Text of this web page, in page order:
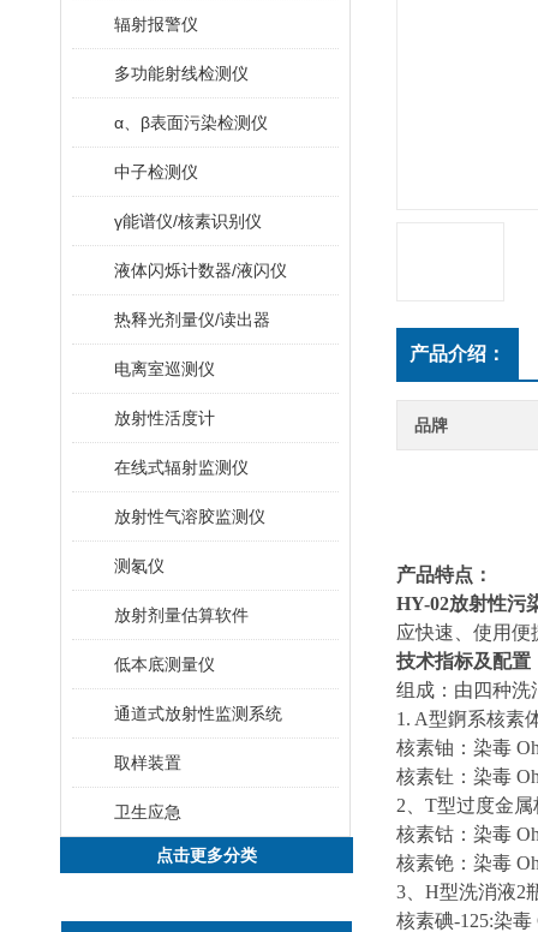
辐射报警仪
多功能射线检测仪
α、β表面污染检测仪
中子检测仪
γ能谱仪/核素识别仪
液体闪烁计数器/液闪仪
热释光剂量仪/读出器
电离室巡测仪
放射性活度计
在线式辐射监测仪
放射性气溶胶监测仪
测氡仪
放射剂量估算软件
低本底测量仪
通道式放射性监测系统
取样装置
卫生应急
点击更多分类
产品介绍：
品牌
产品特点 ：
HY-02放射性污
应快速、使用
技术指标及配置
组成： 由四种洗
1. A型錒系核素
核素铀：染毒
核素钍 ：染毒
2、T型过度金
核素钴 ：染毒
核素铯 ：染毒
3、H型洗消液2
核素碘-125:染毒